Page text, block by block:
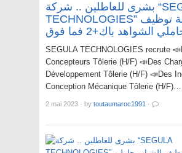
بشرى للعاطلين .. شركة “SEGULA
TECHNOLOGIES” تطلق حملة توظيف
الشواهد باك+2 فما فوق
SEGULA TECHNOLOGIES recrute
Concepteurs Tôlerie (H/F) 📣Des
Développement Tôlerie (H/F) 📣Des
Conception Mécanique Tôlerie (H/F)…
2 mai 2023 · by toutaumaroc1991 ·